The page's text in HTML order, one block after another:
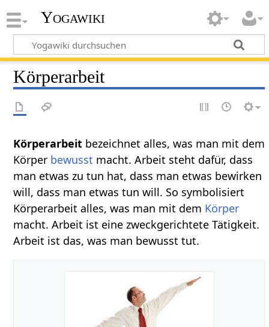
Yogawiki
Körperarbeit
bezeichnet alles, was man mit dem
Körper bewusst macht. Arbeit steht dafür, dass
man etwas zu tun hat, dass man etwas bewirken
will, dass man etwas tun will. So symbolisiert
Körperarbeit alles, was man mit dem Körper
macht. Arbeit ist eine zweckgerichtete Tätigkeit.
Arbeit ist das, was man bewusst tut.